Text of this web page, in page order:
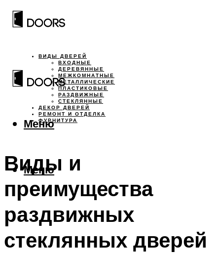
ВИДЫ ДВЕРЕЙ
ВХОДНЫЕ
ДЕРЕВЯННЫЕ
МЕЖКОМНАТНЫЕ
МЕТАЛЛИЧЕСКИЕ
ПЛАСТИКОВЫЕ
РАЗДВИЖНЫЕ
СТЕКЛЯННЫЕ
ДЕКОР ДВЕРЕЙ
РЕМОНТ И ОТДЕЛКА
ФУРНИТУРА
Меню
Меню
Виды и
преимущества
раздвижных
стеклянных дверей